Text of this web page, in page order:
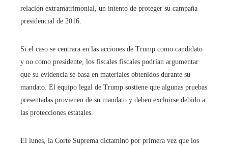
relación extramatrimonial, un intento de proteger su campaña
presidencial de 2016.
Si el caso se centrara en las acciones de Trump como candidato
y no como presidente, los fiscales fiscales podrían argumentar
que su evidencia se basa en materiales obtenidos durante su
mandato. El equipo legal de Trump sostiene que algunas pruebas
presentadas provienen de su mandato y deben excluirse debido a
las protecciones estatales.
El lunes, la Corte Suprema dictaminó por primera vez que los